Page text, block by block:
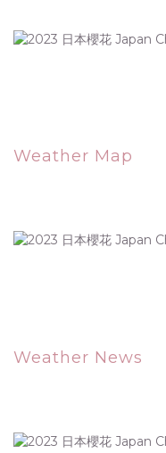
Weather Map
Weather News